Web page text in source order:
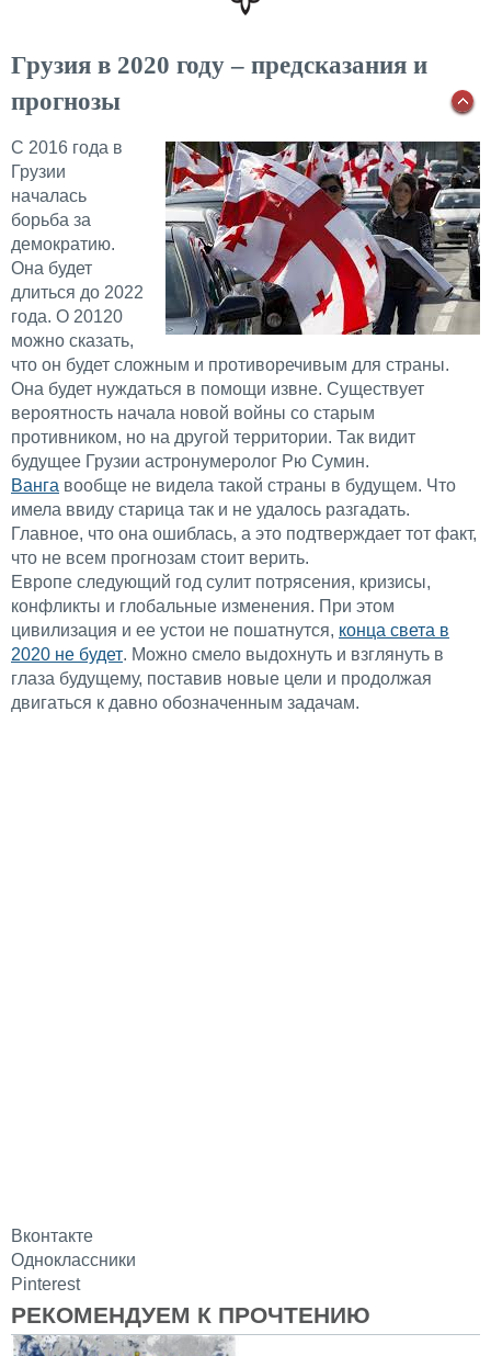
Грузия в 2020 году – предсказания и
прогнозы
С 2016 года в
Грузии
началась
борьба за
демократию.
Она будет
длиться до 2022
года. О 20120
можно сказать,
что он будет сложным и противоречивым для страны.
Она будет нуждаться в помощи извне. Существует
вероятность начала новой войны со старым
противником, но на другой территории. Так видит
будущее Грузии астронумеролог Рю Сумин.
Ванга вообще не видела такой страны в будущем. Что
имела ввиду старица так и не удалось разгадать.
Главное, что она ошиблась, а это подтверждает тот факт,
что не всем прогнозам стоит верить.
Европе следующий год сулит потрясения, кризисы,
конфликты и глобальные изменения. При этом
цивилизация и ее устои не пошатнутся, конца света в
2020 не будет. Можно смело выдохнуть и взглянуть в
глаза будущему, поставив новые цели и продолжая
двигаться к давно обозначенным задачам.
Вконтакте
Одноклассники
Pinterest
РЕКОМЕНДУЕМ К ПРОЧТЕНИЮ